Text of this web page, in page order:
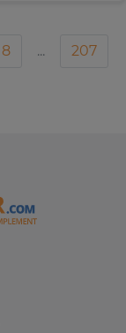
8 ...
207